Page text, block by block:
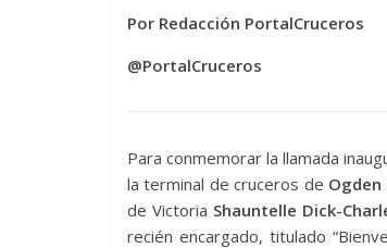
Por Redacción PortalCruceros
@PortalCruceros
Para conmemorar la llamada
la terminal de cruceros de
de Victoria Shauntelle Dick-
recién encargado, titulado